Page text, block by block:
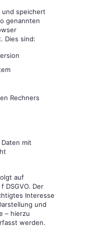
und speichert
genannten
Dies sind:
Rechners
mit
auf
DSGVO. Der
Interesse
und
– hierzu
werden.